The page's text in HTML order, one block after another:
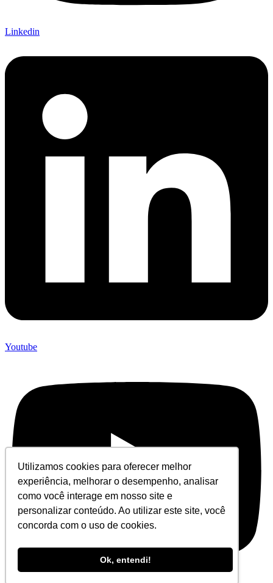
Utilizamos cookies para oferecer melhor
experiência, melhorar o desempenho, analisar
como você interage em nosso site e
personalizar conteúdo. Ao utilizar este site, você
concorda com o uso de cookies.
Ok, entendi!
Linkedin
Youtube